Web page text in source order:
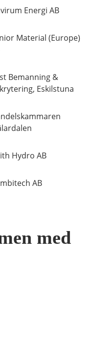
Energi AB
Material (Europe)
Bemanning &
Eskilstuna
Hydro AB
AB
med